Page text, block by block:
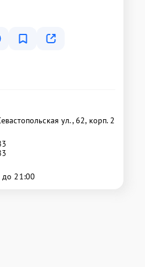
ул., 62, корп. 2
до 21:00